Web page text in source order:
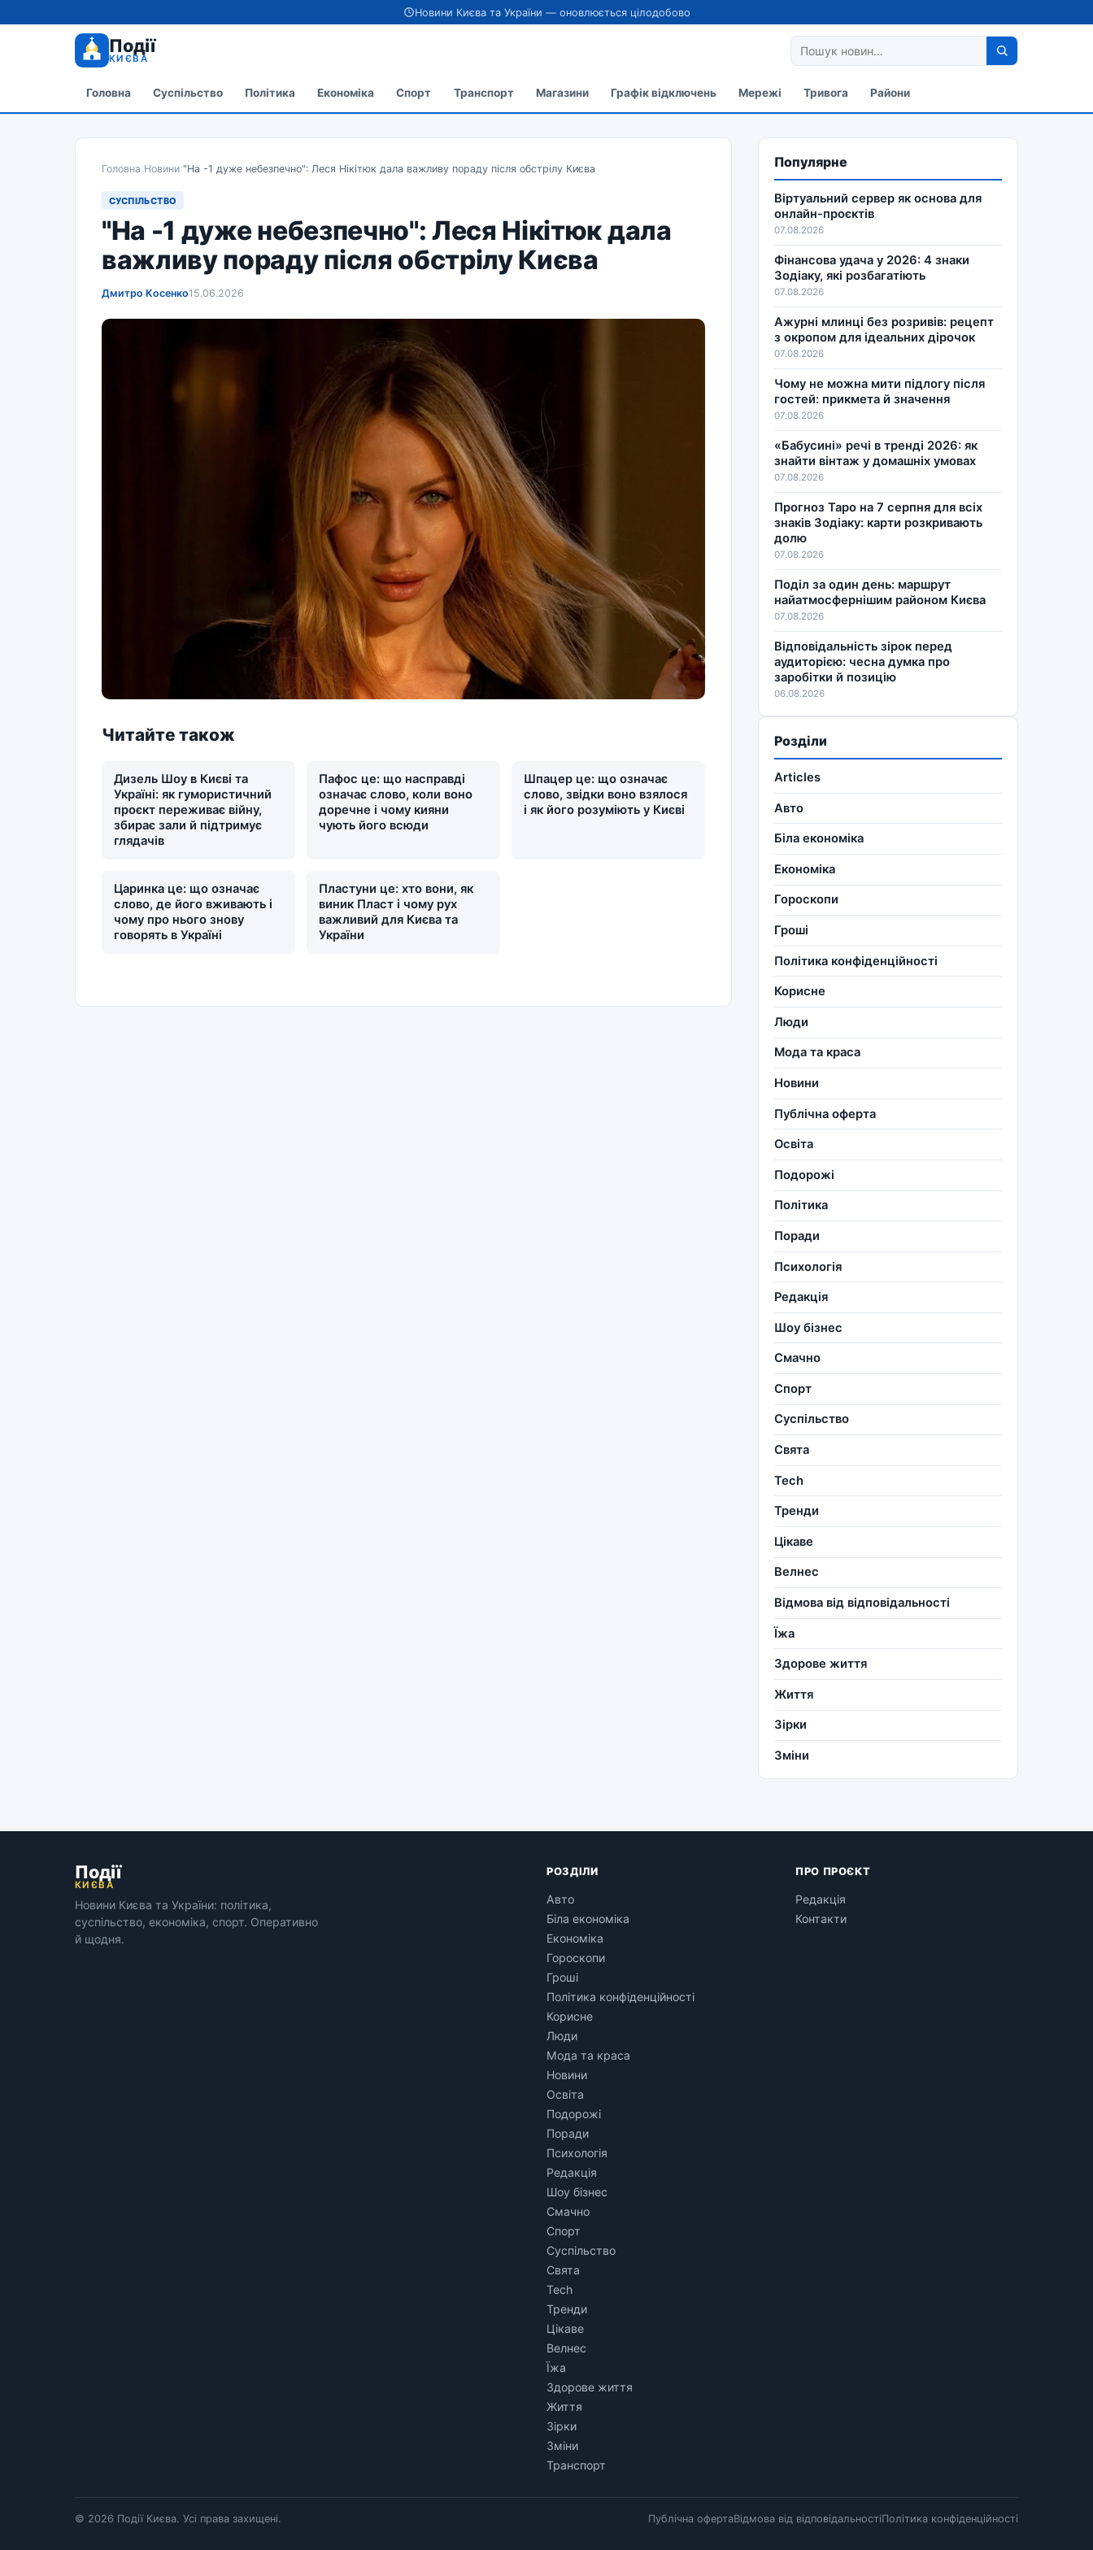
Новини Києва та України — оновлюється цілодобово
Події
КИЄВА
Головна Суспільство Політика Економіка Спорт Транспорт Магазини Графік відключень Мережі Тривога Райони
Головна/Новини/"На -1 дуже небезпечно": Леся Нікітюк дала важливу пораду після обстрілу Києва
СУСПІЛЬСТВО
"На -1 дуже небезпечно": Леся Нікітюк дала
важливу пораду після обстрілу Києва
Дмитро Косенко15.06.2026
Читайте також
Дизель Шоу в Києві та
Україні: як гумористичний
проєкт переживає війну,
збирає зали й підтримує
глядачів
Пафос це: що насправді
означає слово, коли воно
доречне і чому кияни
чують його всюди
Шпацер це: що означає
слово, звідки воно взялося
і як його розуміють у Києві
Царинка це: що означає
слово, де його вживають і
чому про нього знову
говорять в Україні
Пластуни це: хто вони, як
виник Пласт і чому рух
важливий для Києва та
України
Популярне
Віртуальний сервер як основа для
онлайн-проєктів
07.08.2026
Фінансова удача у 2026: 4 знаки
Зодіаку, які розбагатіють
07.08.2026
Ажурні млинці без розривів: рецепт
з окропом для ідеальних дірочок
07.08.2026
Чому не можна мити підлогу після
гостей: прикмета й значення
07.08.2026
«Бабусині» речі в тренді 2026: як
знайти вінтаж у домашніх умовах
07.08.2026
Прогноз Таро на 7 серпня для всіх
знаків Зодіаку: карти розкривають
долю
07.08.2026
Поділ за один день: маршрут
найатмосфернішим районом Києва
07.08.2026
Відповідальність зірок перед
аудиторією: чесна думка про
заробітки й позицію
06.08.2026
Розділи
Articles
Авто
Біла економіка
Економіка
Гороскопи
Гроші
Політика конфіденційності
Корисне
Люди
Мода та краса
Новини
Публічна оферта
Освіта
Подорожі
Політика
Поради
Психологія
Редакція
Шоу бізнес
Смачно
Спорт
Суспільство
Свята
Tech
Тренди
Цікаве
Велнес
Відмова від відповідальності
Їжа
Здорове життя
Життя
Зірки
Зміни
Події
КИЄВА
Новини Києва та України: політика,
суспільство, економіка, спорт. Оперативно
й щодня.
РОЗДІЛИ
Авто
Біла економіка
Економіка
Гороскопи
Гроші
Політика конфіденційності
Корисне
Люди
Мода та краса
Новини
Освіта
Подорожі
Поради
Психологія
Редакція
Шоу бізнес
Смачно
Спорт
Суспільство
Свята
Tech
Тренди
Цікаве
Велнес
Їжа
Здорове життя
Життя
Зірки
Зміни
Транспорт
ПРО ПРОЄКТ
Редакція
Контакти
© 2026 Події Києва. Усі права захищені. Публічна офертаВідмова від відповідальностіПолітика конфіденційності